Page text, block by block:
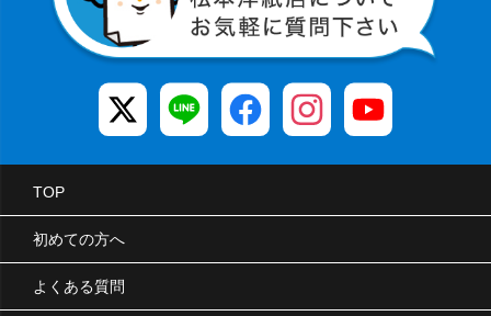
TOP
初めての方へ
よくある質問